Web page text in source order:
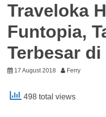
Traveloka
Funtopia,
Terbesar
17 August 2018 Ferry
498 total views